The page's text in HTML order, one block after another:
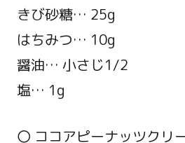
きび砂糖… 25g
はちみつ… 10g
醤油… 小さじ1/2
塩… 1g
〇 ココアピーナッツク